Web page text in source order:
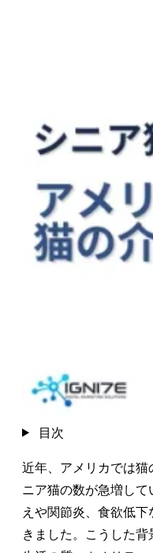
目次
近年、アメリカでは猫
ニア猫の数が急増し
えや関節炎、食欲低
きました。こうした